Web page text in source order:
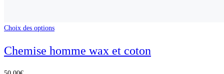
Choix des options
Chemise homme wax et coton